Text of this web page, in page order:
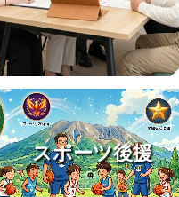
スポーツ後援